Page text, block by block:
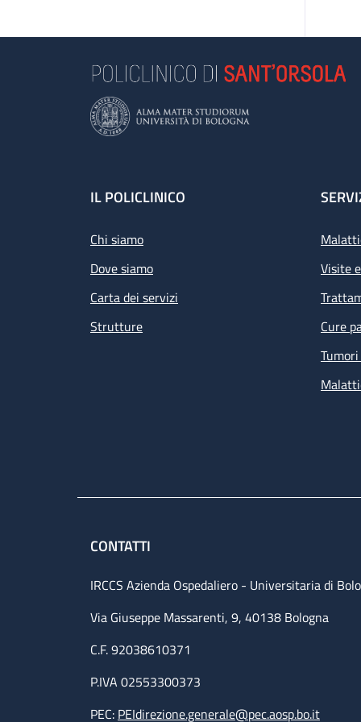
Footer
IL POLICLINICO
Chi siamo
Dove siamo
Carta dei servizi
Strutture
Visite
Cure
CONTATTI
IRCCS Azienda Ospedaliero - Universitaria di
Via Giuseppe Massarenti, 9, 40138 Bologna
C.F. 92038610371
P.IVA 02553300373
PEC: PEIdirezione.generale@pec.aosp.bo.it